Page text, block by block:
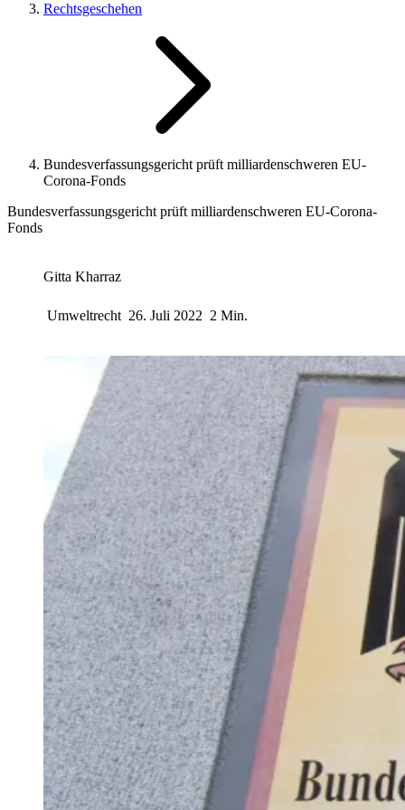
Rechtsgeschehen
Bundesverfassungsgericht prüft milliardenschweren EU-
Corona-Fonds
Bundesverfassungsgericht prüft milliardenschweren EU-Corona-
Fonds
Gitta Kharraz
Umweltrecht 26. Juli 2022 2 Min.